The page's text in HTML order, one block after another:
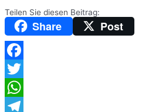
Teilen Sie diesen Beitrag:
Share Post
Facebook
Twitter
WhatsApp